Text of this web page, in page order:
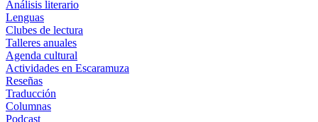
Análisis literario
Lenguas
Clubes de lectura
Talleres anuales
Agenda cultural
Actividades en Escaramuza
Reseñas
Traducción
Columnas
Podcast